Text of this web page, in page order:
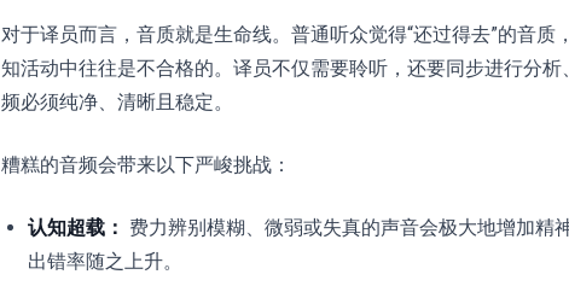
对于译员而言，音质就是生命线。普通听众觉得“还过得去”的音质
知活动中往往是不合格的。译员不仅需要聆听，还要同步进行分
频必须纯净、清晰且稳定。
糟糕的音频会带来以下严峻挑战：
认知超载： 费力辨别模糊、微弱或失真的声音会极大地增加精
出错率随之上升。